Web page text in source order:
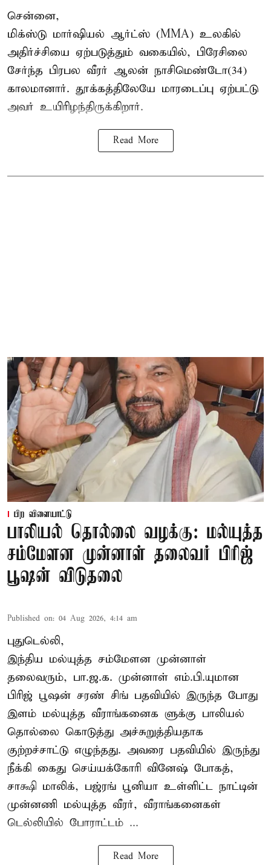
சென்னை,
மிக்ஸ்டு மார்ஷியல் ஆர்ட்ஸ் (MMA) உலகில்
அதிர்ச்சியை ஏற்படுத்தும் வகையில், பிரேசிலை
சேர்ந்த பிரபல வீரர் ஆலன் நாசிமெண்டோ(34)
காலமானார். தூக்கத்திலேயே மாரடைப்பு ஏற்பட்டு
அவர் உயிரிழந்திருக்கிறார்.
Read More
பிற விளையாட்டு
பாலியல் தொல்லை வழக்கு: மல்யுத்த
சம்மேளன முன்னாள் தலைவர் பிரிஜ்
பூஷன் விடுதலை
Published on: 04 Aug 2026, 4:14 am
புதுடெல்லி,
இந்திய மல்யுத்த சம்மேளன முன்னாள்
தலைவரும், பா.ஜ.க. முன்னாள் எம்.பி.யுமான
பிரிஜ் பூஷன் சரண் சிங் பதவியில் இருந்த போது
இளம் மல்யுத்த வீராங்கனைக ளுக்கு பாலியல்
தொல்லை கொடுத்து அச்சுறுத்தியதாக
குற்றச்சாட்டு எழுந்தது. அவரை பதவியில் இருந்து
நீக்கி கைது செய்யக்கோரி வினேஷ் போகத்,
சாக்ஷி மாலிக், பஜ்ரங் பூனியா உள்ளிட்ட நாட்டின்
முன்னணி மல்யுத்த வீரர், வீராங்கனைகள்
டெல்லியில் போராட்டம் ...
Read More